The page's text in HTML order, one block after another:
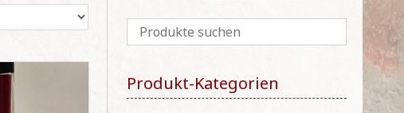
Produkt-Kategorien